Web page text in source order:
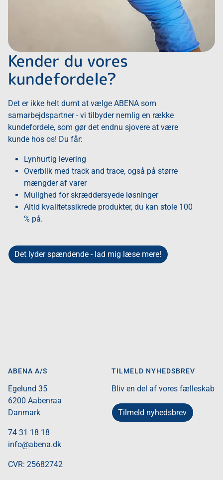
Kender du vores
kundefordele?
Det er ikke helt dumt at vælge ABENA som
samarbejdspartner - vi tilbyder nemlig en række
kundefordele, som gør det endnu sjovere at være
kunde hos os! Du får:
Lynhurtig levering
Overblik med track and trace, også på større
mængder af varer
Mulighed for skræddersyede løsninger
Altid kvalitetssikrede produkter, du kan stole 100
% på.
Det lyder spændende - lad mig læse mere!
ABENA A/S
Egelund 35​
6200 Aabenraa​
Danmark​
74 31 18 18
info@abena.dk
CVR: 25682742​
TILMELD NYHEDSBREV
Bliv en del af vores fælleskab
Tilmeld nyhedsbrev